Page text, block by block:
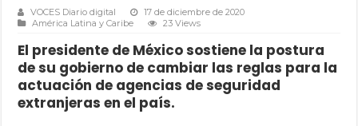
VOCES Diario digital
17 de diciembre de 2020
América Latina y Caribe
23 Views
El presidente de México sostiene la postura
de su gobierno de cambiar las reglas para la
actuación de agencias de seguridad
extranjeras en el país.